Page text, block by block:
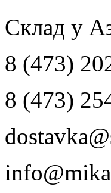
Склад у
8 (473)
8 (473)